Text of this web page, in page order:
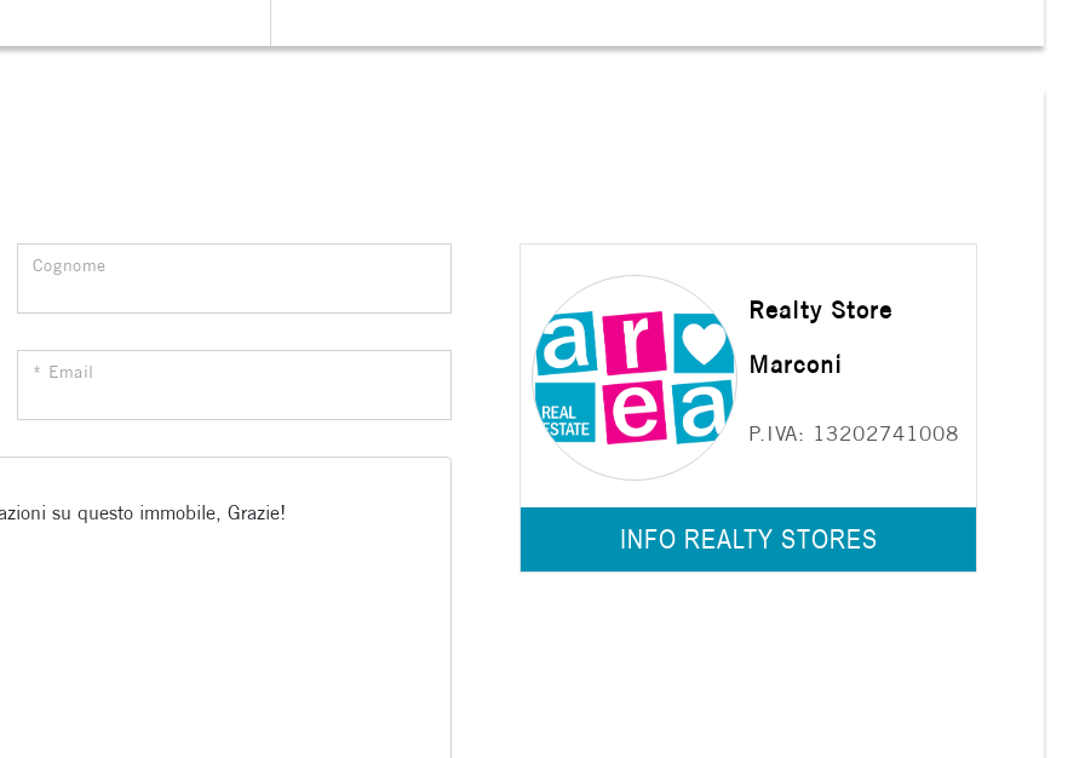
Cognome
* Email
Realty Store
Marconi
P.IVA: 13202741008
INFO REALTY STORES